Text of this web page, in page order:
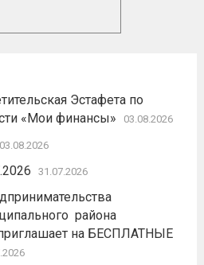
Эстафета по
«Мои финансы»
03.08.2026
03.08.2026
31.07.2026
района
на БЕСПЛАТНЫЕ